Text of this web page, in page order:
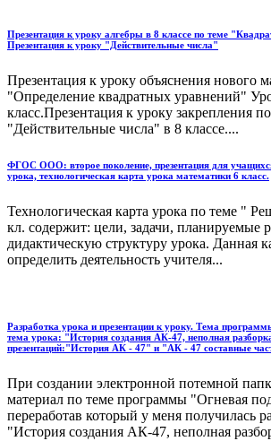
Презентация к уроку алгебры в 8 классе по теме
Презентация к уроку "Действительные числа"
Презентация к уроку объяснения нового
"Определение квадратных уравнений"
класс.Презентация к уроку закрепления
"Действительные числа" в 8 классе....
ФГОС ООО: второе поколение, презентация для
урока, технологическая карта урока математики 6 класс.
Технологическая карта урока по теме "
кл. содержит: цели, задачи, планируемые
дидактическую структуру урока. Данная
определить деятельность учителя...
Разработка урока и презентации к уроку. Тема
тема урока: "История создания АК-47, неполная
презентаций:"История АК - 47" и "АК - 47 составные
При создании электронной потемной
материал по теме программы "Огневая
переработав который у меня получилась
"История создания АК-47, неполная